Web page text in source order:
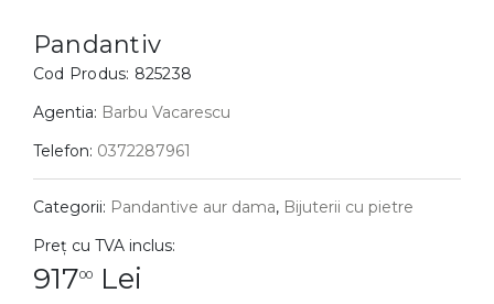
Cercei
Bratari
Coliere
Lanturi
Pandantive
Inele
Pandantiv
Cod Produs: 825238
Agentia: Barbu Vacarescu
Telefon: 0372287961
Categorii: Pandantive aur dama, Bijuterii cu pietre
Preț cu TVA inclus:
91700 Lei